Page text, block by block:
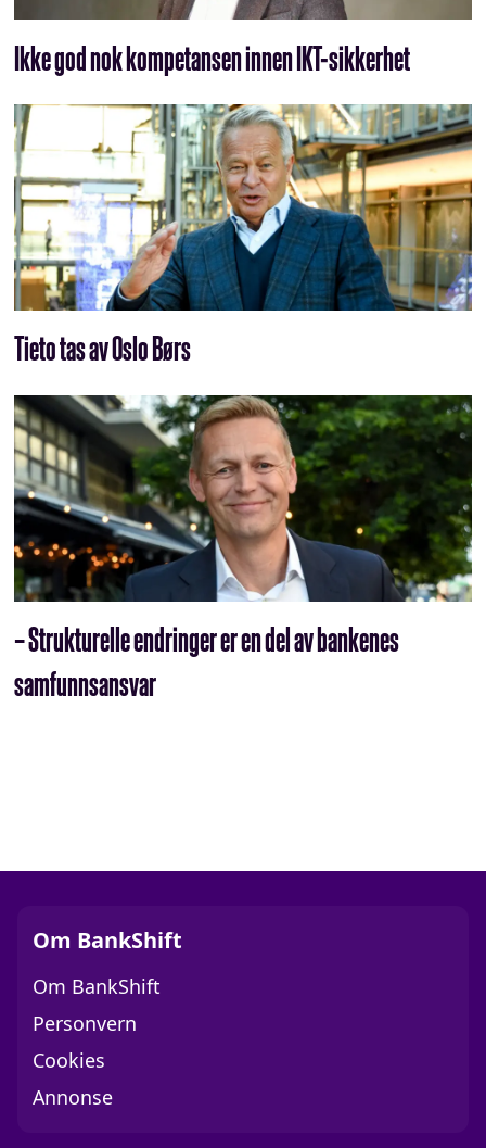
Ikke god nok kompetansen innen IKT-sikkerhet
Tieto tas av Oslo Børs
– Strukturelle endringer er en del av bankenes
samfunnsansvar
Om BankShift
Om BankShift
Personvern
Cookies
Annonse